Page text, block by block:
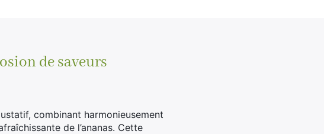
ce
produit de saveurs
combinant harmonieusement
de l’ananas. Cette